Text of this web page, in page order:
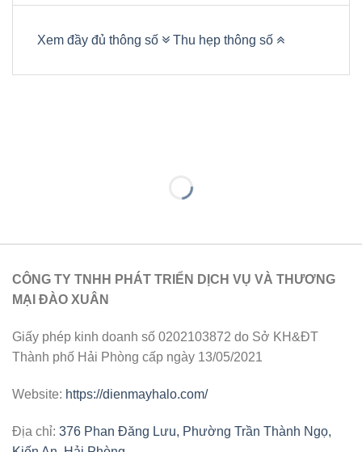
Xem đầy đủ thông số Thu hẹp thông số
CÔNG TY TNHH PHÁT TRIỂN DỊCH VỤ VÀ THƯƠNG
MẠI ĐÀO XUÂN
Giấy phép kinh doanh số 0202103872 do Sở KH&ĐT
Thành phố Hải Phòng cấp ngày 13/05/2021
Website: https://dienmayhalo.com/
Địa chỉ: 376 Phan Đăng Lưu, Phường Trần Thành Ngọ,